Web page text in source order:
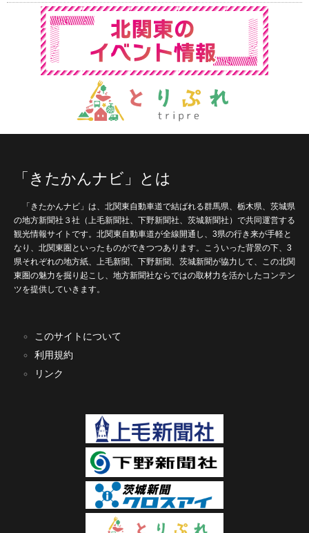
「きたかんナビ」とは
「きたかんナビ」は、北関東自動車道で結ばれる群馬県、栃木県、茨城県
の地方新聞社３社（上毛新聞社、下野新聞社、茨城新聞社）で共同運営する
観光情報サイトです。北関東自動車道が全線開通し、3県の行き来が手軽と
なり、北関東圏といったものができつつあります。こういった背景の下、3
県それぞれの地方紙、上毛新聞、下野新聞、茨城新聞が協力して、この北関
東圏の魅力を掘り起こし、地方新聞社ならではの取材力を活かしたコンテン
ツを提供していきます。
このサイトについて
利用規約
リンク